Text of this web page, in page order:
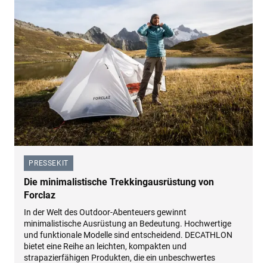
PRESSEKIT
–
Die minimalistische Trekkingausrüstung von
Forclaz
In der Welt des Outdoor-Abenteuers gewinnt
minimalistische Ausrüstung an Bedeutung. Hochwertige
und funktionale Modelle sind entscheidend. DECATHLON
bietet eine Reihe an leichten, kompakten und
strapazierfähigen Produkten, die ein unbeschwertes